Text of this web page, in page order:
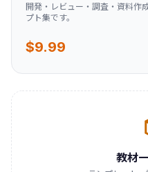
開発・レビュー・調査・資料作
プト集です。
$9.99
教材